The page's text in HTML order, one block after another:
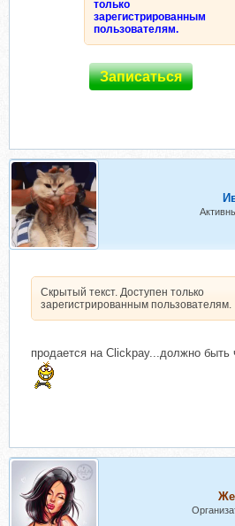
только
зарегистрированным
пользователям.
Записаться
Скрытый текст. Доступен только
зарегистрированным пользователям.
продается на Clickpay...должно быть